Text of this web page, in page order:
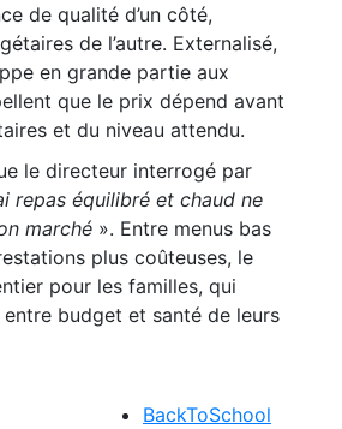
de qualité d’un côté,
de l’autre. Externalisé,
en grande partie aux
que le prix dépend avant
et du niveau attendu.
le directeur interrogé par
repas équilibré et chaud ne
marché ». Entre menus bas
plus coûteuses, le
pour les familles, qui
budget et santé de leurs
BackToSchool